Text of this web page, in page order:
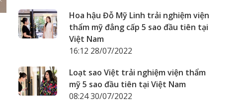
Hoa hậu Đỗ Mỹ Linh trải nghiệm viện
thẩm mỹ đẳng cấp 5 sao đầu tiên tại
Việt Nam
16:12 28/07/2022
Loạt sao Việt trải nghiệm viện thẩm
mỹ 5 sao đầu tiên tại Việt Nam
08:24 30/07/2022